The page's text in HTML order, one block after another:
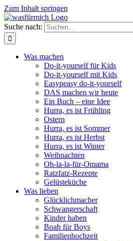
Zum Inhalt springen
Suche nach:
Was machen
Do-it-yourself für Kids
Do-it-yourself mit Kids
Easypeasy do-it-yourself
DAS machen wir heute
Ein Buch – eine Idee
Hurra, es ist Frühling
Ostern
Hurra, es ist Sommer
Hurra, es ist Herbst
Hurra, es ist Winter
Weihnachten
Oh-la-la-für-Omama
Ratzfatz-Rezepte
Gelüsteküche
Was lieben
Glücklichmacher
Schwangerschaft
Kinder haben
Boah für Boys
Familienhochzeit